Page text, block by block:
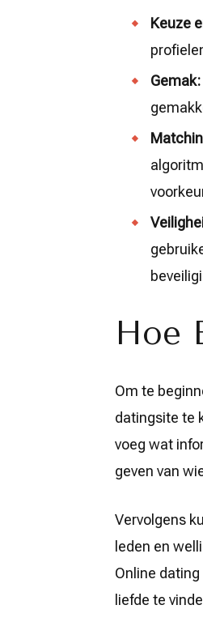
Keuze
Gemak:
Hoe
Om te
datingsite te
voeg wat
geven van
Vervolgens
leden en
Online
liefde te